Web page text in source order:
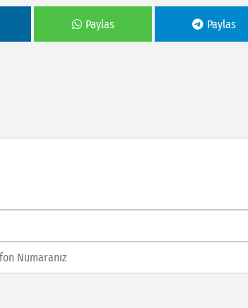
Paylas Paylas